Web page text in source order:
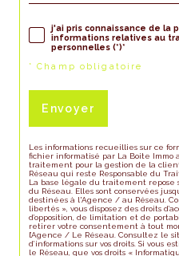
j'ai pris connaissance de la
informations relatives au
personnelles (*)*
* Champ obligatoire
Envoyer
Les informations recueillies sur ce
fichier informatisé par La Boite Immo
traitement pour la gestion de la
Réseau qui reste Responsable du
La base légale du traitement
du Réseau. Elles sont conservées
destinées à l'Agence / au Réseau.
libertés », vous disposez des droits
d’opposition, de limitation et de
retirer votre consentement à tout
l’Agence / Le Réseau. Consultez le
d’informations sur vos droits. Si vous
le Réseau, que vos droits «